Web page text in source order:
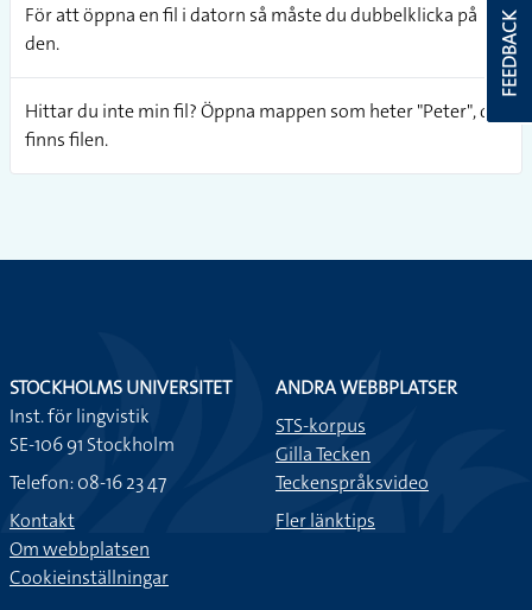
För att öppna en fil i datorn så måste du dubbelklicka på
den.
Hittar du inte min fil? Öppna mappen som heter "Peter", där
finns filen.
FEEDBACK
STOCKHOLMS UNIVERSITET
Inst. för lingvistik
SE-106 91 Stockholm
Telefon: 08-16 23 47
Kontakt
Om webbplatsen
Cookieinställningar
ANDRA WEBBPLATSER
STS-korpus
Gilla Tecken
Teckenspråksvideo
Fler länktips